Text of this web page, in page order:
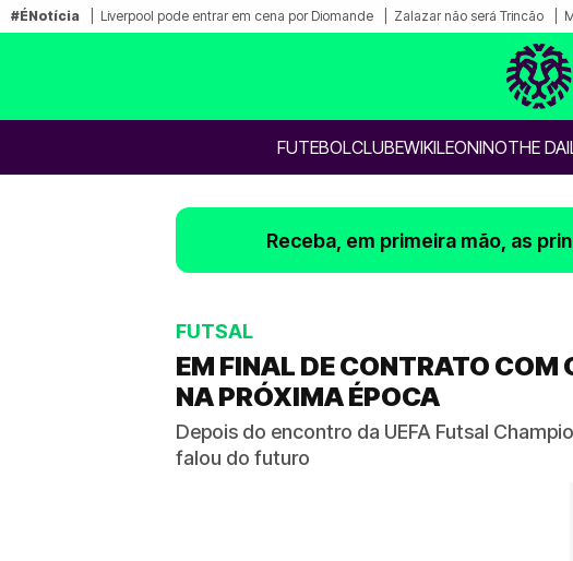
#ÉNotícia Liverpool pode entrar em cena por Diomande Zalazar não será Trincão
FUTEBOLCLUBEWIKILEONINOTHE
Receba, em primeira mão, as
FUTSAL
EM FINAL DE CONTRATO COM
NA PRÓXIMA ÉPOCA
Depois do encontro da UEFA Futsal
falou do futuro